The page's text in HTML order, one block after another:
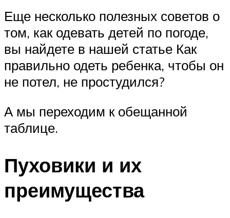
Еще несколько полезных советов о
том, как одевать детей по погоде,
вы найдете в нашей статье Как
правильно одеть ребенка, чтобы он
не потел, не простудился?
А мы переходим к обещанной
таблице.
Пуховики и их
преимущества